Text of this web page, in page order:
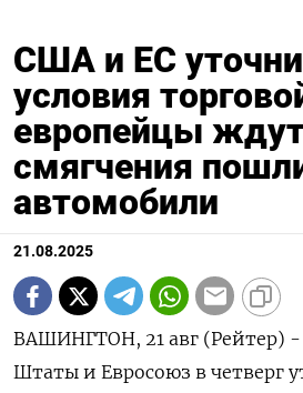
США и ЕС
условия
европейцы
смягчения
автомобили
21.08.2025
ВАШИНГТОН, 21 авг (Рейтер)
Штаты и Евросоюз в четверг